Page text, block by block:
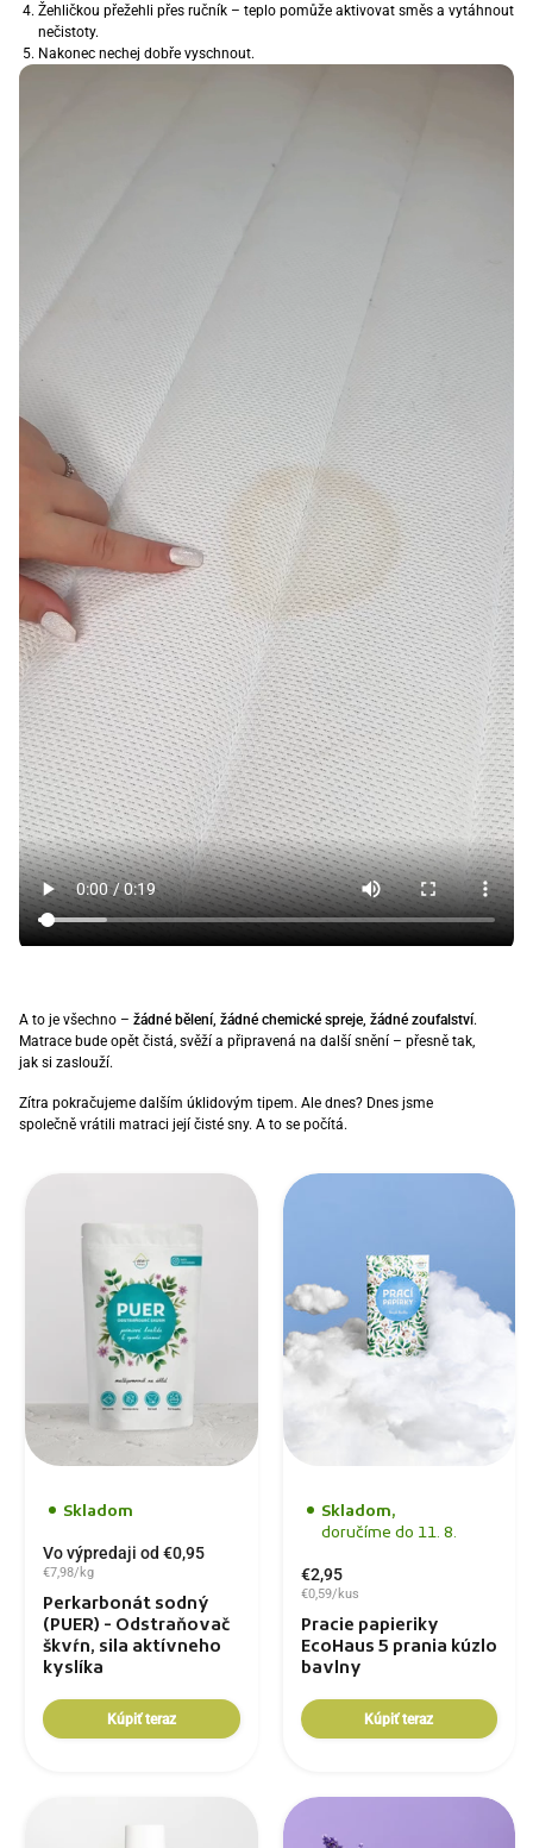
Žehličkou přežehli přes ručník – teplo pomůže aktivovat směs a vytáhnout
nečistoty.
Nakonec nechej dobře vyschnout.
A to je všechno – žádné bělení, žádné chemické spreje, žádné zoufalství.
Matrace bude opět čistá, svěží a připravená na další snění – přesně tak,
jak si zaslouží.
Zítra pokračujeme dalším úklidovým tipem. Ale dnes? Dnes jsme
společně vrátili matraci její čisté sny. A to se počítá.
Skladom
Vo výpredaji od €0,95
€7,98/kg
Perkarbonát sodný
(PUER) - Odstraňovač
škvŕn, sila aktívneho
kyslíka
Kúpiť teraz
Skladom,
doručíme do 11. 8.
€2,95
€0,59/kus
Pracie papieriky
EcoHaus 5 prania kúzlo
bavlny
Kúpiť teraz